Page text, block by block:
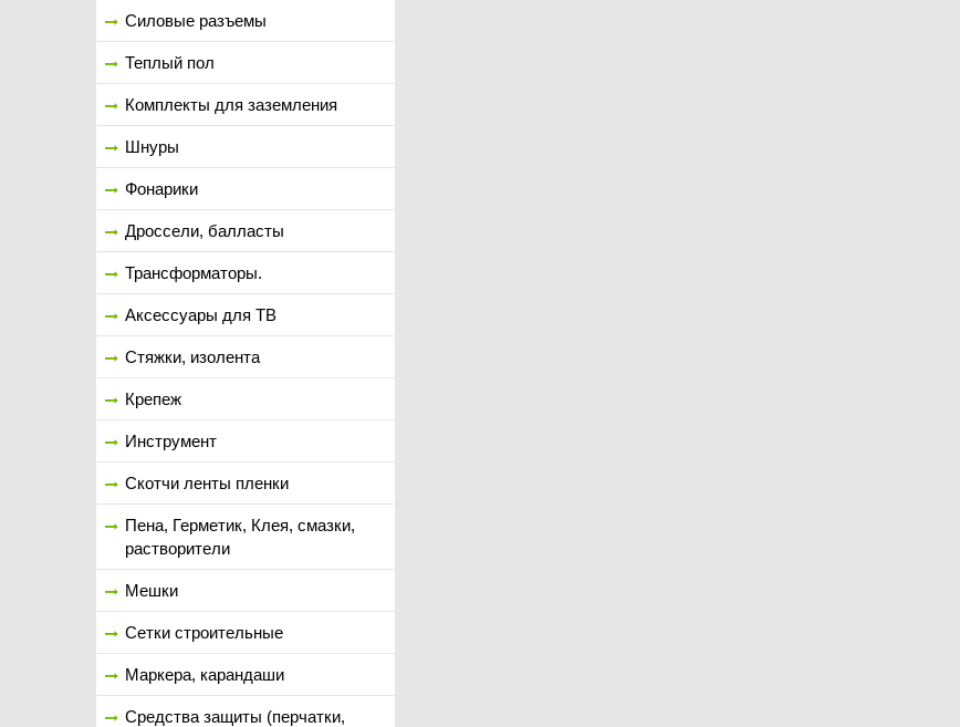
Силовые разъемы
Теплый пол
Комплекты для заземления
Шнуры
Фонарики
Дроссели, балласты
Трансформаторы.
Аксессуары для ТВ
Стяжки, изолента
Крепеж
Инструмент
Скотчи ленты пленки
Пена, Герметик, Клея, смазки,
растворители
Мешки
Сетки строительные
Маркера, карандаши
Средства защиты (перчатки,